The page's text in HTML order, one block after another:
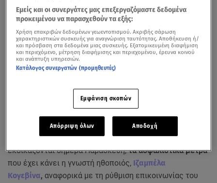
Στα δικαστήρια της πρώην σχολής Ευελπίδων
εκδικάζονται σήμερα Παρασκευή,τα ασφαλιστικά μέτρα
που έχει κάνει η γνωστή ηθοποιός, Ιζαμπέλα
Κογεβίνα, αναφορικά με τη ρύθμιση επικοινωνίας του
Εμείς και οι συνεργάτες μας επεξεργαζόμαστε δεδομένα
προκειμένου να παρασχεθούν τα εξής:
Χρήση επακριβών δεδομένων γεωεντοπισμού. Ακριβής σάρωση
χαρακτηριστικών συσκευής για αναγνώριση ταυτότητας. Αποθήκευση ή/
και πρόσβαση στα δεδομένα μιας συσκευής. Εξατομικευμένη διαφήμιση
και περιεχόμενο, μέτρηση διαφήμισης και περιεχομένου, έρευνα κοινού
και ανάπτυξη υπηρεσιών.
Κατάλογος συνεργατών (προμηθευτές)
Εμφάνιση σκοπών
Απόρριψη όλων Αποδοχή